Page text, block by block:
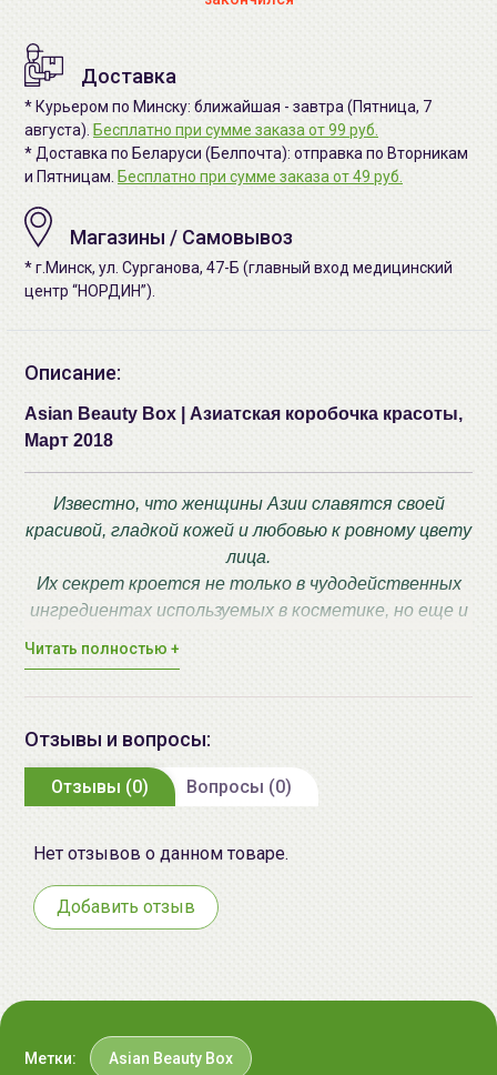
Доставка
* Курьером по Минску: ближайшая - завтра (Пятница, 7
августа). Бесплатно при сумме заказа от 99 руб.
* Доставка по Беларуси (Белпочта): отправка по Вторникам
и Пятницам. Бесплатно при сумме заказа от 49 руб.
Магазины / Самовывоз
* г.Минск, ул. Сурганова, 47-Б (главный вход медицинский
центр “НОРДИН”).
Описание:
Asian Beauty Box | Азиатская коробочка красоты,
Март 2018
Известно, что женщины Азии славятся своей
красивой, гладкой кожей и любовью к ровному цвету
лица.
Их секрет кроется не только в чудодейственных
ингредиентах используемых в косметике, но еще и
В ней Вы найдете как полноразмерные версии
продуктов, так и миниатюры, пробники.
С помощью Asian Beauty Box Вы окунетесь в
останетесь неравнодушной!
5.5, 150мл
Читать полностью +
Отзывы и вопросы:
Отзывы (0) Вопросы (0)
Нет отзывов о данном товаре.
Добавить отзыв
Метки: Asian Beauty Box